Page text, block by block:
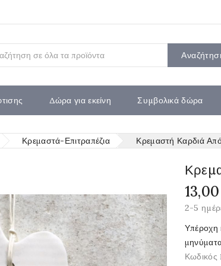
Δώρα για εκείνη Συμβολικά δώρα
Κρεμαστά-Επιτραπέζια Κρεμαστή Καρδιά
2-5
Υπέροχη
Κωδικός